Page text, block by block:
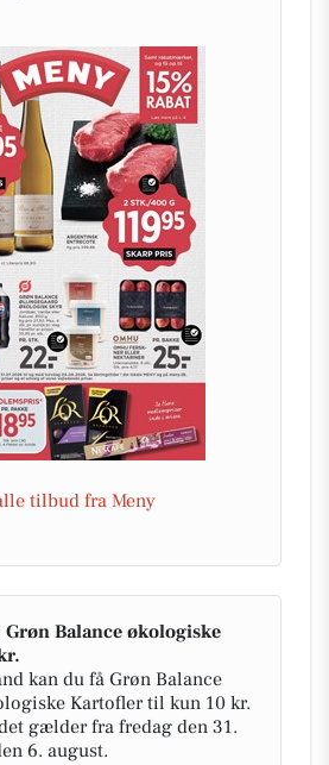
tilbud fra Meny
Balance økologiske
kan du få Grøn Balance
Kartofler til kun 10 kr.
gælder fra fredag den 31.
6. august.